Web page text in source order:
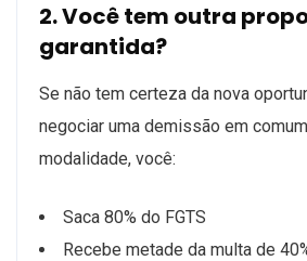
2. Você tem outra
garantida?
Se não tem certeza da nova
negociar uma demissão em
modalidade, você:
Saca 80% do FGTS
Recebe metade da multa de